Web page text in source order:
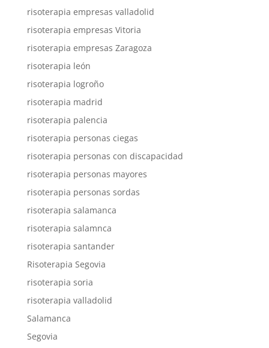
risoterapia empresas valladolid
risoterapia empresas Vitoria
risoterapia empresas Zaragoza
risoterapia león
risoterapia logroño
risoterapia madrid
risoterapia palencia
risoterapia personas ciegas
risoterapia personas con discapacidad
risoterapia personas mayores
risoterapia personas sordas
risoterapia salamanca
risoterapia salamnca
risoterapia santander
Risoterapia Segovia
risoterapia soria
risoterapia valladolid
Salamanca
Segovia